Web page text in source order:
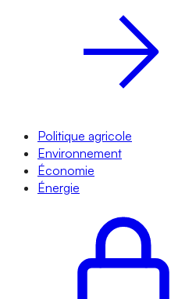
Politique agricole
Environnement
Économie
Énergie